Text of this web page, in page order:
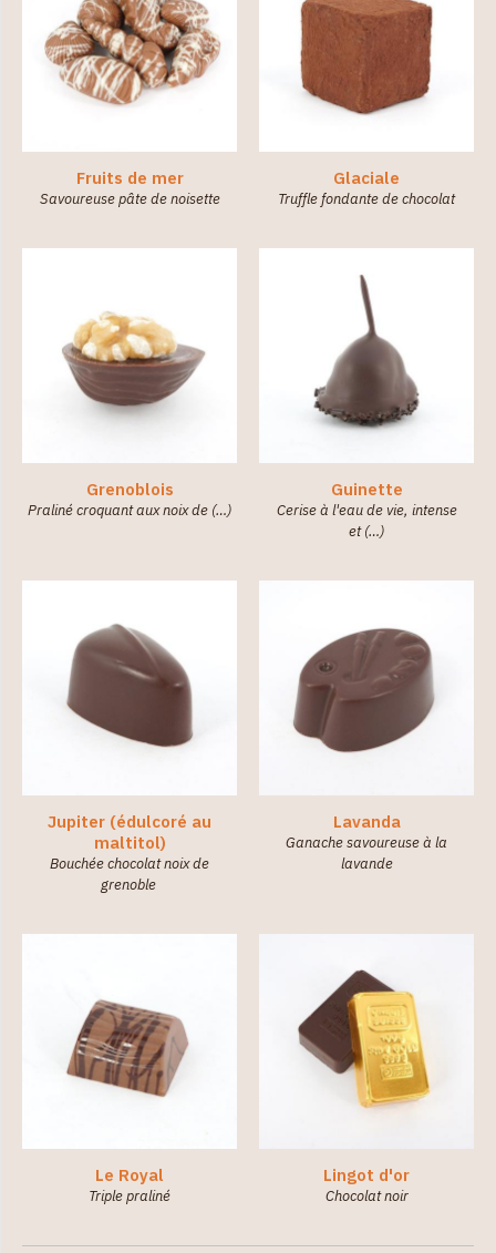
Fruits de mer
Savoureuse pâte de noisette
Glaciale
Truffle fondante de chocolat
Grenoblois
Praliné croquant aux noix de (…)
Guinette
Cerise à l'eau de vie, intense
et (…)
Jupiter (édulcoré au
maltitol)
Bouchée chocolat noix de
grenoble
Lavanda
Ganache savoureuse à la
lavande
Le Royal
Triple praliné
Lingot d'or
Chocolat noir